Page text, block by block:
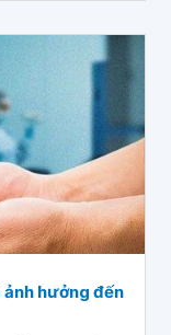
hưởng đến